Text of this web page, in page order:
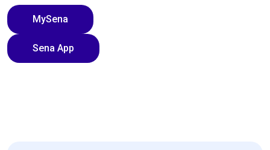
MySena
Sena App